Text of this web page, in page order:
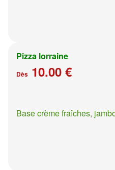
Pizza lorraine
Dès 10.00 €
Base crème fraîches,